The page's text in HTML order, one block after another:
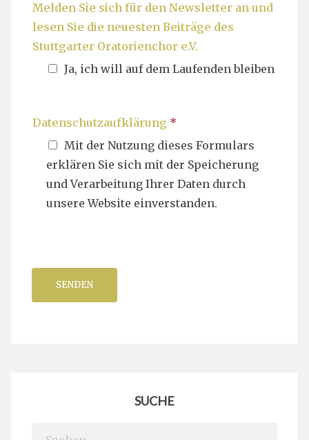
Melden Sie sich für den Newsletter an und
lesen Sie die neuesten Beiträge des
Stuttgarter Oratorienchor e.V.
Ja, ich will auf dem Laufenden bleiben
Datenschutzaufklärung *
Mit der Nutzung dieses Formulars
erklären Sie sich mit der Speicherung
und Verarbeitung Ihrer Daten durch
unsere Website einverstanden.
SENDEN
SUCHE
Search